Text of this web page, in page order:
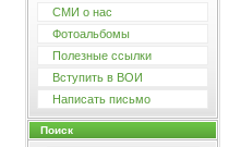
СМИ о нас
Фотоальбомы
Полезные ссылки
Вступить в ВОИ
Написать письмо
Поиск